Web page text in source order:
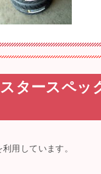
タースペッ
用しています。